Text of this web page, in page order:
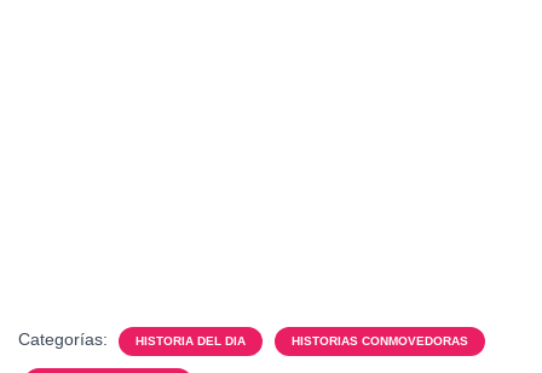
Categorías: HISTORIA DEL DIA HISTORIAS CONMOVEDORAS